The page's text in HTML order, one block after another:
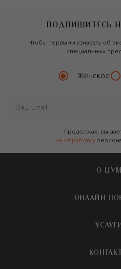
ПОДПИШИТЕСЬ
Чтобы первыми узнавать об
специальных
Женское
Продолжая, вы
на обработку
О ЦУМ
О
Бутики и
ОНЛАЙН
Доставка
УСЛУГИ